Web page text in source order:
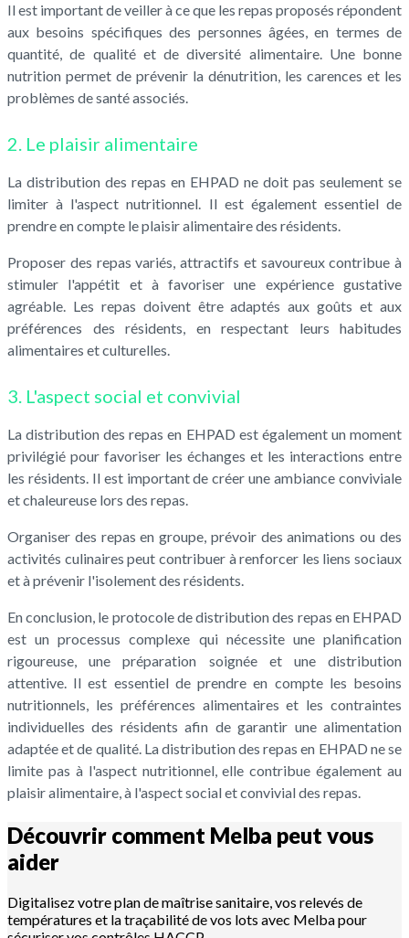
Il est important de veiller à ce que les repas proposés répondent
aux besoins spécifiques des personnes âgées, en termes de
quantité, de qualité et de diversité alimentaire. Une bonne
nutrition permet de prévenir la dénutrition, les carences et les
problèmes de santé associés.
2. Le plaisir alimentaire
La distribution des repas en EHPAD ne doit pas seulement se
limiter à l'aspect nutritionnel. Il est également essentiel de
prendre en compte le plaisir alimentaire des résidents.
Proposer des repas variés, attractifs et savoureux contribue à
stimuler l'appétit et à favoriser une expérience gustative
agréable. Les repas doivent être adaptés aux goûts et aux
préférences des résidents, en respectant leurs habitudes
alimentaires et culturelles.
3. L'aspect social et convivial
La distribution des repas en EHPAD est également un moment
privilégié pour favoriser les échanges et les interactions entre
les résidents. Il est important de créer une ambiance conviviale
et chaleureuse lors des repas.
Organiser des repas en groupe, prévoir des animations ou des
activités culinaires peut contribuer à renforcer les liens sociaux
et à prévenir l'isolement des résidents.
En conclusion, le protocole de distribution des repas en EHPAD
est un processus complexe qui nécessite une planification
rigoureuse, une préparation soignée et une distribution
attentive. Il est essentiel de prendre en compte les besoins
nutritionnels, les préférences alimentaires et les contraintes
individuelles des résidents afin de garantir une alimentation
adaptée et de qualité. La distribution des repas en EHPAD ne se
limite pas à l'aspect nutritionnel, elle contribue également au
plaisir alimentaire, à l'aspect social et convivial des repas.
Découvrir comment Melba peut vous
aider
Digitalisez votre plan de maîtrise sanitaire, vos relevés de
températures et la traçabilité de vos lots avec Melba pour